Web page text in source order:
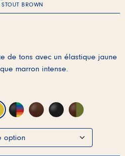
BROWN
de tons avec un élastique jaune
marron intense.